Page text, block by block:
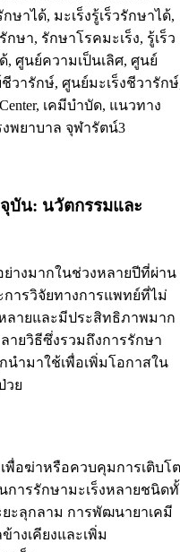
บัน: นวัตกรรมและ
างมากในช่วงหลายปีที่ผ่าน
ารวิจัยทางการแพทย์ที่ไม่
ลายและมีประสิทธิภาพมาก
ายวิธีซึ่งรวมถึงการรักษา
ำมาใช้เพื่อเพิ่มโอกาสใน
วย
พื่อฆ่าหรือควบคุมการเติบโต
การรักษามะเร็งหลายชนิด
ยะลุกลาม การพัฒนายาเคมี
างเคียงและเพิ่ม